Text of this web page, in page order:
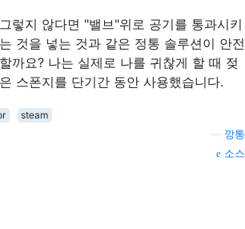
그렇지 않다면 "밸브"위로 공기를 통과시키
는 것을 넣는 것과 같은 정통 솔루션이 안전
할까요? 나는 실제로 나를 귀찮게 할 때 젖
은 스폰지를 단기간 동안 사용했습니다.
steam
깡통
소스